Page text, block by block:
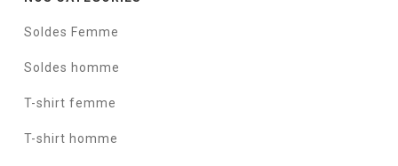
Soldes Femme
Soldes homme
T-shirt femme
T-shirt homme